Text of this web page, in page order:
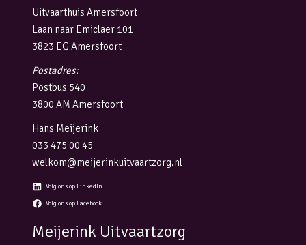
Uitvaarthuis Amersfoort
Laan naar Emiclaer 101
3823 EG Amersfoort
Postadres:
Postbus 540
3800 AM Amersfoort
Hans Meijerink
033 475 00 45
welkom@meijerinkuitvaartzorg.nl
Volg ons op LinkedIn
Volg ons op Facebook
Meijerink Uitvaartzorg